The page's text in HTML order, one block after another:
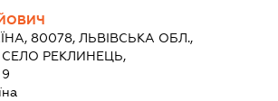
80078, ЛЬВІВСЬКА ОБЛ.,
РЕКЛИНЕЦЬ,